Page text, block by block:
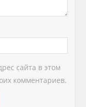
сайта в этом
комментариев.